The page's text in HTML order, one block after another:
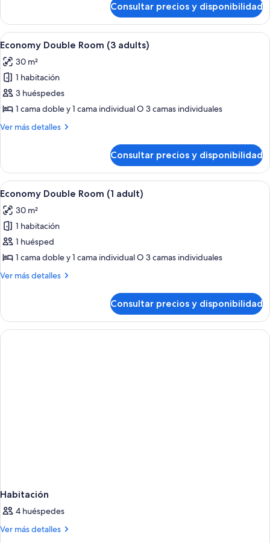
adults
and
1
child)
Duble
Room
(2
and
child)
Consultar precios y disponibilidad
Abrir
todas
las
fotos
de
Economy
Double
adults)
Habitación de hotel con una cama
10
Economy Double Room (3 adults)
30 m²
1 habitación
3 huéspedes
1 cama doble y 1 cama individual O 3 camas individuales
Ver más detalles
Más
Double
Room
(3
Consultar precios y disponibilidad
Abrir
todas
las
fotos
de
Economy
Double
adult)
Habitación de hotel con una cama
10
Economy Double Room (1 adult)
30 m²
1 habitación
1 huésped
1 cama doble y 1 cama individual O 3 camas individuales
Ver más detalles
Más
Double
Room
(1
Consultar precios y disponibilidad
Habitación
4 huéspedes
Ver más detalles
Más